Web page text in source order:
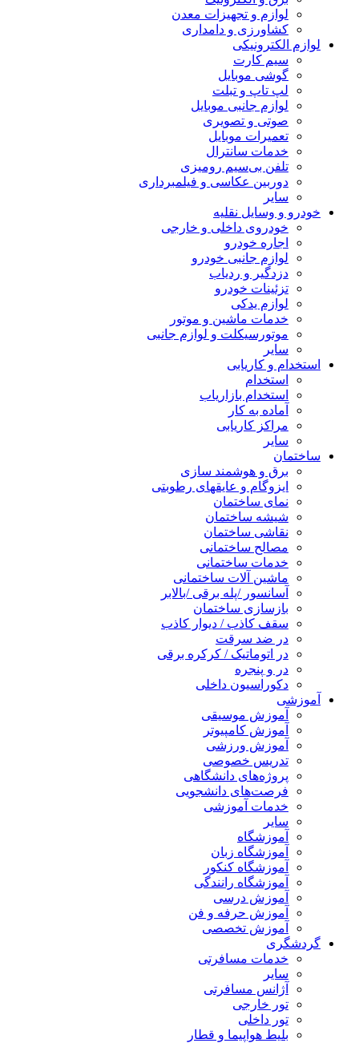
لوازم و تجهیزات معدن
کشاورزی و دامداری
لوازم الکترونیکی
سیم کارت
گوشی موبایل
لپ تاپ و تبلت
لوازم جانبی موبایل
صوتی و تصویری
تعمیرات موبایل
خدمات سانترال
تلفن بی‌سیم رومیزی
دوربین عکاسی و فیلمبرداری
سایر
خودرو و وسایل نقلیه
خودروی داخلی و خارجی
اجاره خودرو
لوازم جانبی خودرو
دزدگیر و ردیاب
تزئینات خودرو
لوازم یدکی
خدمات ماشین و موتور
موتورسیکلت و لوازم جانبی
سایر
استخدام و کاریابی
استخدام
استخدام بازاریاب
آماده به کار
مراکز کاریابی
سایر
ساختمان
برق و هوشمند سازی
ایزوگام و عایقهای رطوبتی
نمای ساختمان
شیشه ساختمان
نقاشی ساختمان
مصالح ساختمانی
خدمات ساختمانی
ماشین آلات ساختمانی
آسانسور /پله برقی /بالابر
بازسازی ساختمان
سقف کاذب / دیوار کاذب
در ضد سرقت
در اتوماتیک / کرکره برقی
در و پنجره
دکوراسیون داخلی
آموزشی
آموزش موسیقی
آموزش کامپیوتر
آموزش ورزشی
تدریس خصوصی
پروژه‌های دانشگاهی
فرصت‌های دانشجویی
خدمات آموزشی
سایر
آموزشگاه
آموزشگاه زبان
آموزشگاه کنکور
آموزشگاه رانندگی
آموزش درسی
آموزش حرفه و فن
آموزش تخصصی
گردشگری
خدمات مسافرتی
سایر
آژانس مسافرتی
تور خارجی
تور داخلی
بلیط هواپیما و قطار